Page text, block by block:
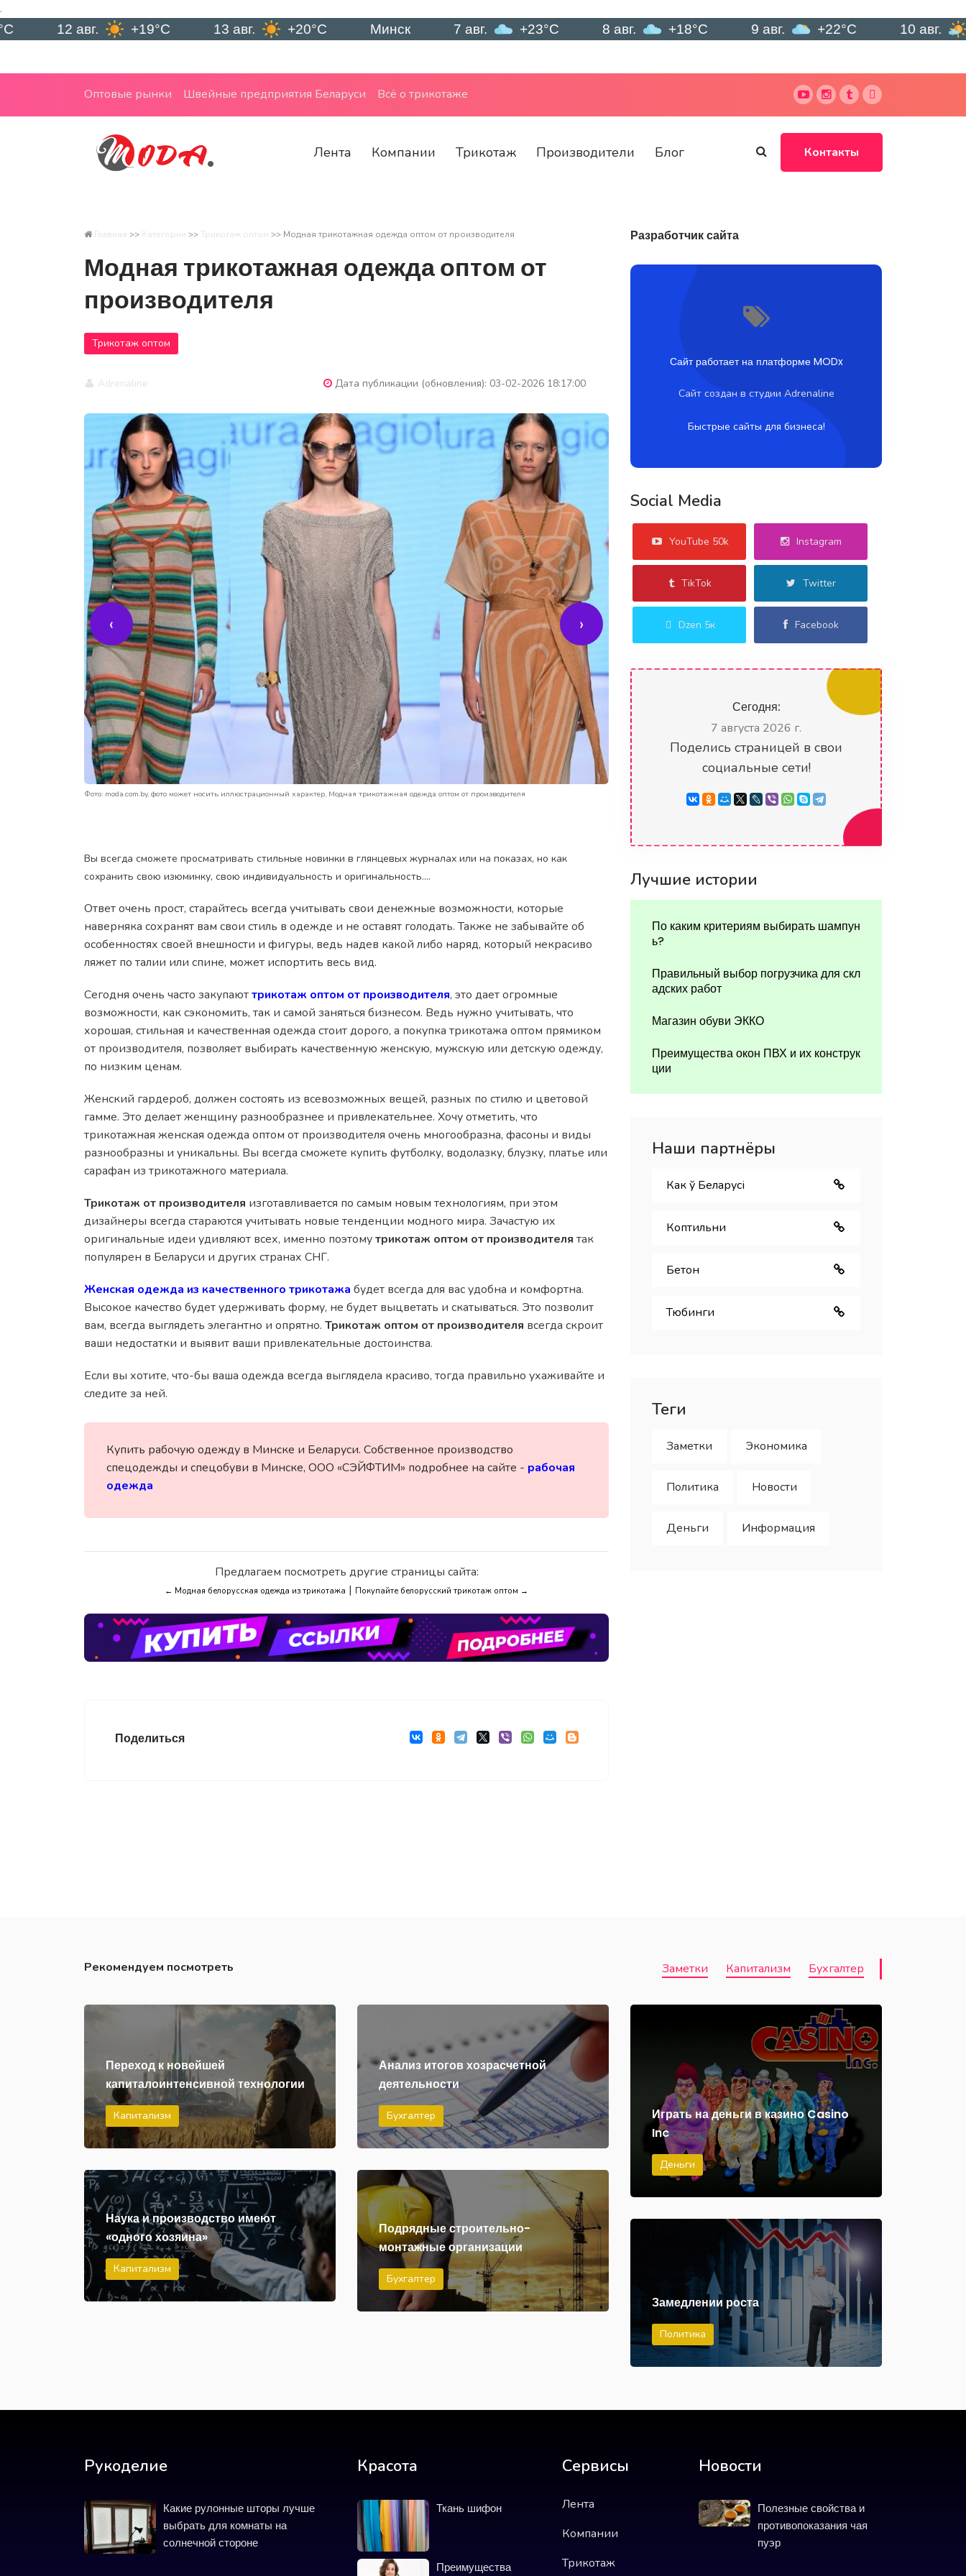
.
12 авг. +19°C 13 авг. +20°C Минск 7 авг. +23°C 8 авг. +18°C 9 авг. +22°C 10 авг. +24°C
Оптовые рынки Швейные предприятия Беларуси Всё о трикотаже
Лента Компании Трикотаж Производители Блог Контакты
Главная >> Категории >> Трикотаж оптом >> Модная трикотажная одежда оптом от производителя
Модная трикотажная одежда оптом от
производителя
Трикотаж оптом
Adrenaline Дата публикации (обновления): 03-02-2026 18:17:00
Фото: moda.com.by, фото может носить иллюстрационный характер, Модная трикотажная одежда оптом от производителя
‹ ›
Вы всегда сможете просматривать стильные новинки в глянцевых журналах или на показах, но как
сохранить свою изюминку, свою индивидуальность и оригинальность….
Ответ очень прост, старайтесь всегда учитывать свои денежные возможности, которые
наверняка сохранят вам свои стиль в одежде и не оставят голодать. Также не забывайте об
особенностях своей внешности и фигуры, ведь надев какой либо наряд, который некрасиво
ляжет по талии или спине, может испортить весь вид.
Сегодня очень часто закупаюттрикотаж оптом от производителя, это дает огромные
возможности, как сэкономить, так и самой заняться бизнесом. Ведь нужно учитывать, что
хорошая, стильная и качественная одежда стоит дорого, а покупка трикотажа оптом прямиком
от производителя, позволяет выбирать качественную женскую, мужскую или детскую одежду,
по низким ценам.
Женский гардероб, должен состоять из всевозможных вещей, разных по стилю и цветовой
гамме. Это делает женщину разнообразнее и привлекательнее. Хочу отметить, что
трикотажная женская одежда оптом от производителя очень многообразна, фасоны и виды
разнообразны и уникальны. Вы всегда сможете купить футболку, водолазку, блузку, платье или
сарафан из трикотажного материала.
Трикотаж от производителя изготавливается по самым новым технологиям, при этом
дизайнеры всегда стараются учитывать новые тенденции модного мира. Зачастую их
оригинальные идеи удивляют всех, именно поэтомутрикотаж оптом от производителя так
популярен в Беларуси и других странах СНГ.
Женская одежда из качественного трикотажа будет всегда для вас удобна и комфортна.
Высокое качество будет удерживать форму, не будет выцветать и скатываться. Это позволит
вам, всегда выглядеть элегантно и опрятно. Трикотаж оптом от производителя всегда скроит
ваши недостатки и выявит ваши привлекательные достоинства.
Если вы хотите, что-бы ваша одежда всегда выглядела красиво, тогда правильно ухаживайте и
следите за ней.
Купить рабочую одежду в Минске и Беларуси. Собственное производство
спецодежды и спецобуви в Минске, ООО «СЭЙФТИМ» подробнее на сайте - рабочая
одежда
Предлагаем посмотреть другие страницы сайта:
← Модная белорусская одежда из трикотажа | Покупайте белорусский трикотаж оптом →
Поделиться
Разработчик сайта
Сайт работает на платформе MODx
Сайт создан в студии Adrenaline
Быстрые сайты для бизнеса!
Social Media
YouTube 50k Instagram
TikTok Twitter
Dzen 5к Facebook
Сегодня:
7 августа 2026 г.
Поделись страницей в свои
социальные сети!
Лучшие истории
По каким критериям выбирать шампун
ь?
Правильный выбор погрузчика для скл
адских работ
Магазин обуви ЭККО
Преимущества окон ПВХ и их конструк
ции
Наши партнёры
Как ў Беларуcі
Коптильни
Бетон
Тюбинги
Теги
Заметки Экономика
Политика Новости
Деньги Информация
Рекомендуем посмотреть Заметки Капитализм Бухгалтер
Переход к новейшей
капиталоинтенсивной технологии
Капитализм
Наука и производство имеют
«одного хозяина»
Капитализм
Анализ итогов хозрасчетной
деятельности
Бухгалтер
Подрядные строительно-
монтажные организации
Бухгалтер
Играть на деньги в казино Casino
Inc
Деньги
Замедлении роста
Политика
Рукоделие
Какие рулонные шторы лучше
выбрать для комнаты на
солнечной стороне
Красота
Ткань шифон
Преимущества
Сервисы
Лента
Компании
Трикотаж
Новости
Полезные свойства и
противопоказания чая
пуэр